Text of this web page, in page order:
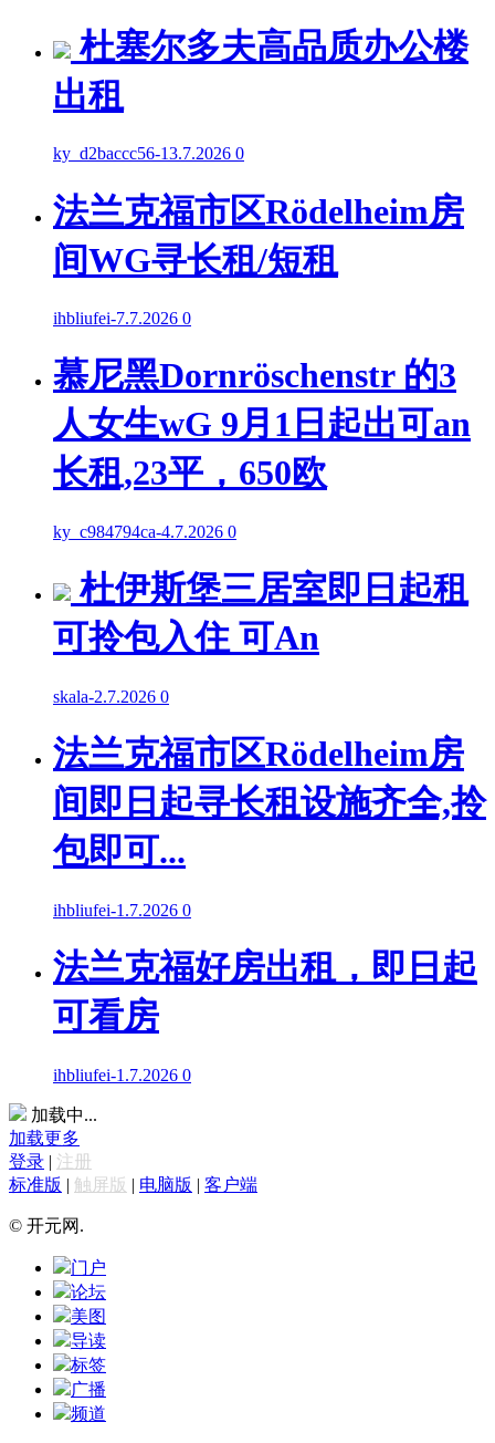
杜塞尔多夫高品质办公楼
出租
ky_d2baccc56-13.7.2026 0
法兰克福市区Rödelheim房
间WG寻长租/短租
ihbliufei-7.7.2026 0
慕尼黑Dornröschenstr 的3
人女生wG 9月1日起出可an
长租,23平，650欧
ky_c984794ca-4.7.2026 0
杜伊斯堡三居室即日起租
可拎包入住 可An
skala-2.7.2026 0
法兰克福市区Rödelheim房
间即日起寻长租设施齐全,拎
包即可...
ihbliufei-1.7.2026 0
法兰克福好房出租，即日起
可看房
ihbliufei-1.7.2026 0
加载中...
加载更多
登录 | 注册
标准版 | 触屏版 | 电脑版 | 客户端
© 开元网.
门户
论坛
美图
导读
标签
广播
频道